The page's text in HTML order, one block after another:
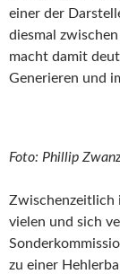
einer der
diesmal
macht damit
Generieren und
Foto: Phillip
Zwischenzeitlich
vielen und sich
zu einer